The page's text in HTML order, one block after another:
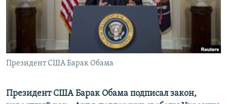
ПОБЕДИТЕЛЕЙ НЕ СУДЯТ?
КРЫМ.НЕПОКОРЕННЫЙ
ELIFBE
УКРАИНСКАЯ ПРОБЛЕМА КРЫМА
ПРИСОЕДИНЯЙТЕСЬ!
Президент США Барак Обама
Президент США Барак Обама подписал закон,